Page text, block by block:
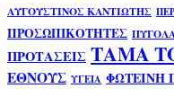
ΑΥΓΟΥΣΤΙΝΟΣ ΚΑΝΤΙΩΤΗΣ
ΠΡΟΣΩΠΙΚΟΤΗΤΕΣ
ΠΡΟΤΑΣΕΙΣ ΤΑΜΑ
ΕΘΝΟΥΣ ΥΓΕΙΑ ΦΩΤΕΙΝΗ